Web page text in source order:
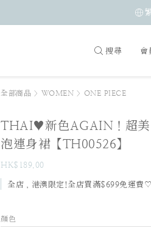
搜尋 會
全部商品 > WOMEN > ONE PIECE
THAI♥新色AGAIN！超美
泡連身裙【TH00526】
HK$189.00
全店，港澳限定!全店買滿$699免運費♡
顏色